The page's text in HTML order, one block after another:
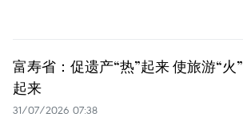
富寿省：促遗产“热”起来 使旅游“火”
起来
31/07/2026 07:38